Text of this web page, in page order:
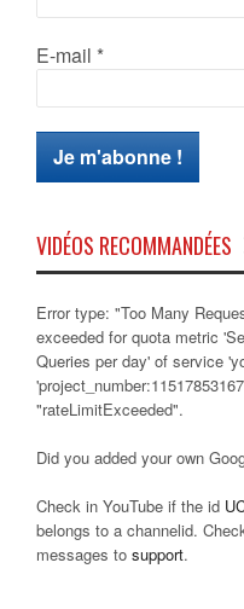
E-mail *
VIDÉOS RECOMMANDÉES
Error type: "Too Many
exceeded for quota metric
Queries per day' of service
"rateLimitExceeded".
Did you added your own
Check in YouTube if the id
belongs to a channelid.
messages to support.